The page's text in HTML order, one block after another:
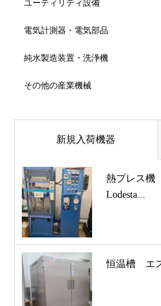
ユーティリティ設備
電気計測器・電気部品
純水製造装置・洗浄機
その他の産業機械
新規入荷機器
熱プレス
Lodesta...
恒温槽 エ